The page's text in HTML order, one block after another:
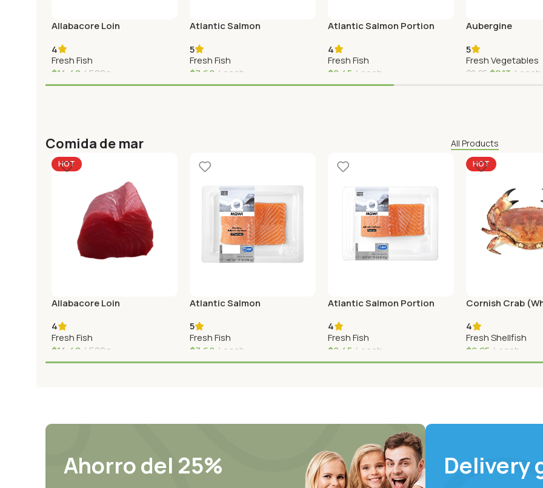
Allabacore Loin
4
Fresh Fish
$14,48 500g
Atlantic Salmon
5
Fresh Fish
$7,68 each
Atlantic Salmon Portion
4
Fresh Fish
$8,45 each
Aubergine
5
Fresh Vegetables
$2,85 $2,13 each
Comida de mar All Products
HOT
Allabacore Loin
4
Fresh Fish
$14,48 500g
Atlantic Salmon
5
Fresh Fish
$7,68 each
Atlantic Salmon Portion
4
Fresh Fish
$8,45 each
HOT
Cornish Crab
4
Fresh Shellfish
$8,25 each
Ahorro del 25%
Delivery